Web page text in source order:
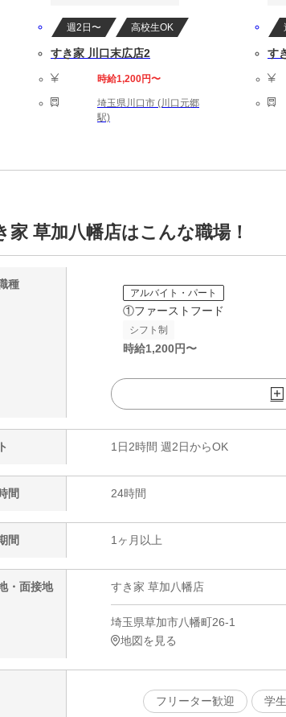
週2日〜 高校生OK
すき家 川口末広店2
時給1,200円〜
埼玉県川口市 (川口元郷
駅)
す
家 草加八幡店はこんな職場！
種
アルバイト・パート
①ファーストフード
シフト制
時給1,200円〜
1日2時間 週2日からOK
間 24時間
間 1ヶ月以上
・面接地 すき家 草加八幡店
埼玉県草加市八幡町26-1
地図を見る
フリーター歓迎
学